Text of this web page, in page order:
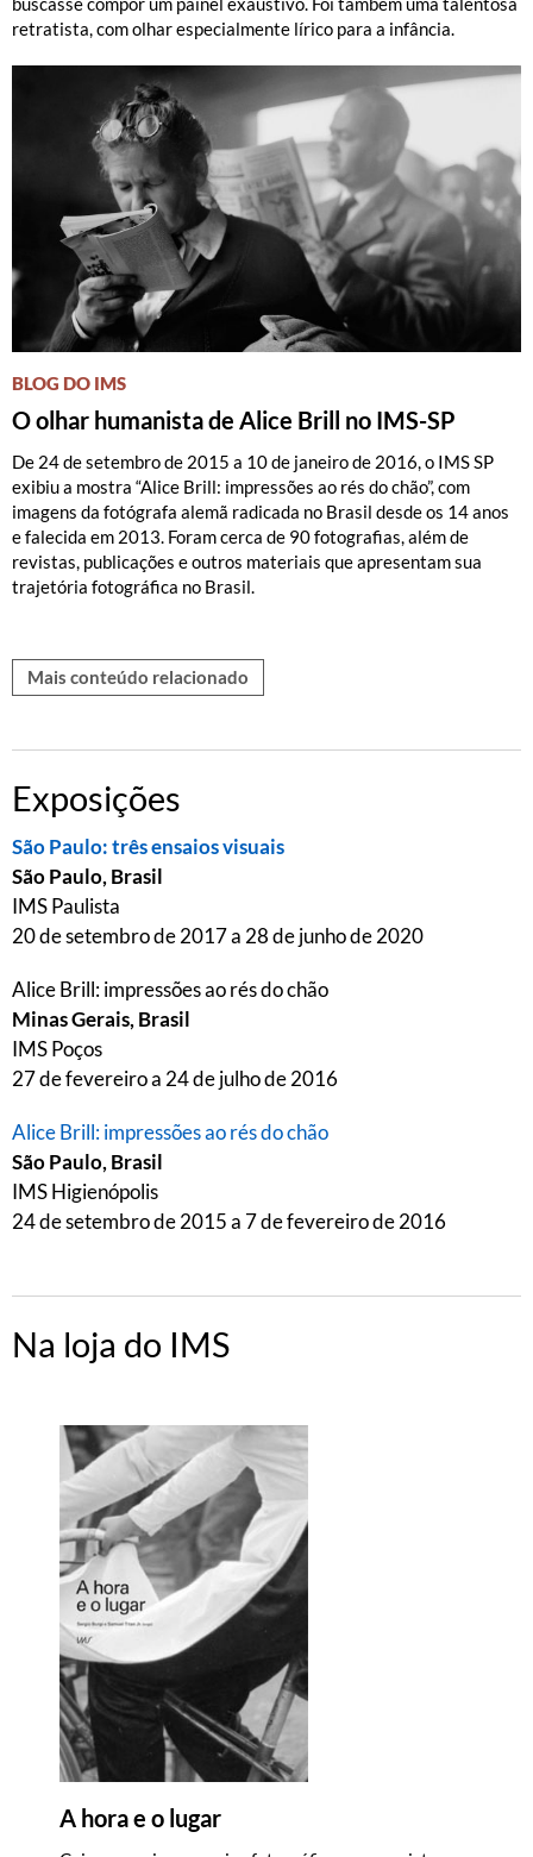
retratista, com olhar especialmente lírico para a infância.
BLOG DO IMS
O olhar humanista de Alice Brill no IMS-SP
De 24 de setembro de 2015 a 10 de janeiro de 2016, o IMS SP
exibiu a mostra “Alice Brill: impressões ao rés do chão”, com
imagens da fotógrafa alemã radicada no Brasil desde os 14 anos
e falecida em 2013. Foram cerca de 90 fotografias, além de
revistas, publicações e outros materiais que apresentam sua
trajetória fotográfica no Brasil.
Mais conteúdo relacionado
Exposições
São Paulo: três ensaios visuais
São Paulo, Brasil
IMS Paulista
20 de setembro de 2017 a 28 de junho de 2020
Alice Brill: impressões ao rés do chão
Minas Gerais, Brasil
IMS Poços
27 de fevereiro a 24 de julho de 2016
Alice Brill: impressões ao rés do chão
São Paulo, Brasil
IMS Higienópolis
24 de setembro de 2015 a 7 de fevereiro de 2016
Na loja do IMS
A hora e o lugar